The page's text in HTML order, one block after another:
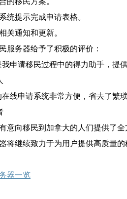
统提示完成申请表格。
关通知和更新。
服务器给予了积极的评价：
申请移民过程中的得力助手，提
线申请系统非常方便，省去了繁
意向移民到加拿大的人们提供了
将继续致力于为用户提供高质量
器一览